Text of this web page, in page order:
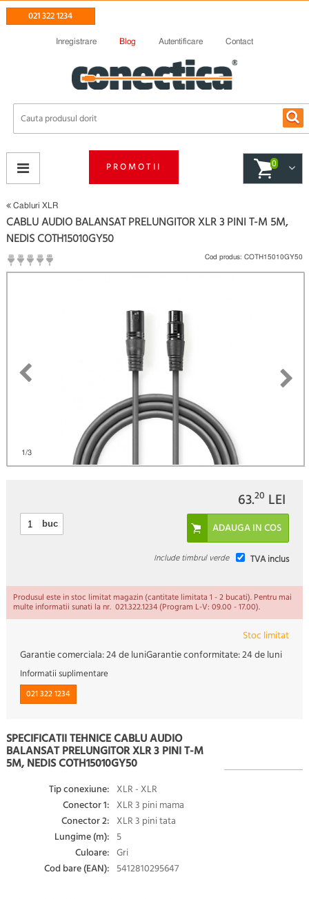
021 322 1234
Inregistrare Blog Autentificare Contact
PROMOTII 0
Cabluri XLR
1/3
CABLU AUDIO BALANSAT PRELUNGITOR XLR 3 PINI T-M 5M,
NEDIS COTH15010GY50
(
Cod produs: COTH15010GY50
63.20 LEI
buc
TVA inclus
Include timbrul verde
Produsul este in stoc limitat magazin (cantitate limitata 1 - 2 bucati). Pentru mai
multe informatii sunati la nr. 021.322.1234 (Program L-V: 09.00 - 17.00).
Stoc limitat
Garantie comerciala:24 de luniGarantie conformitate:24 de luni
Informatii suplimentare
021 322 1234
SPECIFICATII TEHNICE CABLU AUDIO
BALANSAT PRELUNGITOR XLR 3 PINI T-M
5M, NEDIS COTH15010GY50
Tip conexiune: XLR - XLR
Conector 1: XLR 3 pini mama
Conector 2: XLR 3 pini tata
Lungime (m): 5
Culoare: Gri
Cod bare (EAN): 5412810295647